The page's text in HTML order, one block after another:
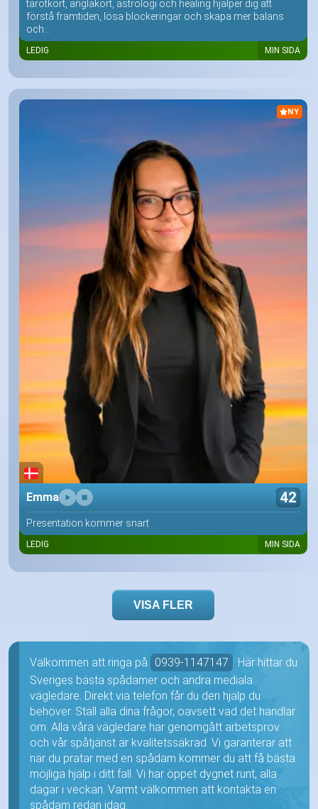
tarotkort, änglakort, astrologi och healing hjälper dig att
förstå framtiden, lösa blockeringar och skapa mer balans
och...
LEDIG MIN SIDA
NY
Emma 42
Presentation kommer snart
LEDIG MIN SIDA
VISA FLER
Välkommen att ringa på 0939-1147147 . Här hittar du
Sveriges bästa spådamer och andra mediala
vägledare. Direkt via telefon får du den hjälp du
behöver. Ställ alla dina frågor, oavsett vad det handlar
om. Alla våra vägledare har genomgått arbetsprov
och vår spåtjänst är kvalitetssäkrad. Vi garanterar att
när du pratar med en spådam kommer du att få bästa
möjliga hjälp i ditt fall. Vi har öppet dygnet runt, alla
dagar i veckan. Varmt välkommen att kontakta en
spådam redan idag.